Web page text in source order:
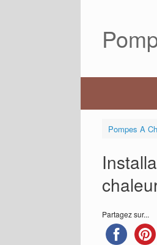
content
Pompes A
Partagez sur...